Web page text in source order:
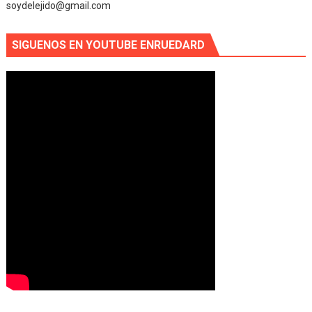
soydelejido@gmail.com
SIGUENOS EN YOUTUBE ENRUEDARD